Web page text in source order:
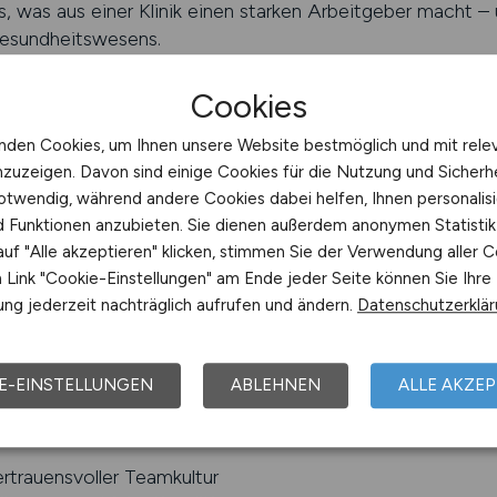
was aus einer Klinik einen starken Arbeitgeber macht
Vertrauen Karriere stärkt
für Klinik-Jobs und verbindet Fachkräfte mit
fördern. Denn beruflicher Erfolg im
vom menschlichen Miteinander.
Möglichkeit, gezielt nach Kliniken zu suchen, die Wert
Arbeitgeber, die auf KLINIK.JOBS vertreten sind,
– genau das, was im Klinikalltag zählt.
Teamkultur
Cookies
Cookies, um Ihnen unsere Website bestmöglich und mit
Davon sind einige Cookies für die Nutzung und
während andere Cookies dabei helfen, Ihnen
Funktionen anzubieten. Sie dienen außerdem anonymen
"Alle akzeptieren" klicken, stimmen Sie der Verwendung aller
"Cookie-Einstellungen" am Ende jeder Seite können Sie Ihre
jederzeit nachträglich aufrufen und ändern.
EINSTELLUNGEN ABLEHNEN ALLE